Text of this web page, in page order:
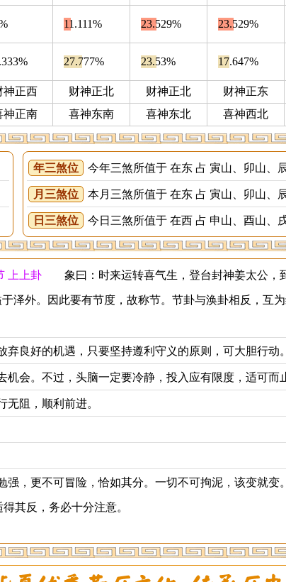
11.111% 23.529% 23.529%
27.777% 23.53% 17.647%
神正西 财神正北 财神正北 财神正东
神正南 喜神东南 喜神东北 喜神西北
年三煞位 今年三煞所值于 在东 占 寅山、卯山、
月三煞位 本月三煞所值于 在东 占 寅山、卯山、
日三煞位 今日三煞所值于 在西 占 申山、酉山、
上上卦 象曰：时来运转喜气生，登台封神姜太公，
泽外。因此要有节度，故称节。节卦与涣卦相反，互
良好的机遇，只要坚持遵利守义的原则，可大胆行动
会。不过，头脑一定要冷静，投入应有限度，适可而
阻，顺利前进。
，更不可冒险，恰如其分。一切不可拘泥，该变就变
其反，务必十分注意。